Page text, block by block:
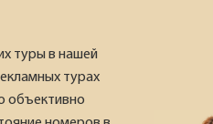
туры в нашей
турах
объективно